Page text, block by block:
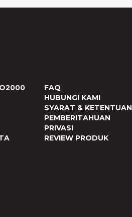
FAQ
HUBUNGI KAMI
SYARAT & KETENTUAN
PEMBERITAHUAN
PRIVASI
REVIEW PRODUK